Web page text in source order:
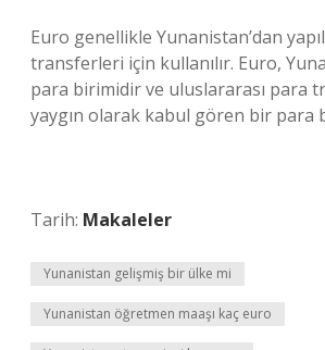
Euro genellikle Yunanistan’dan
transferleri için kullanılır. Euro,
para birimidir ve uluslararası para
yaygın olarak kabul gören bir para
Tarih: Makaleler
Yunanistan gelişmiş bir ülke mi
Yunanistan öğretmen maaşı kaç euro